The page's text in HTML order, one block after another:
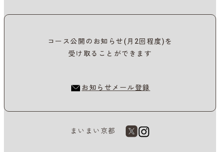
コース公開のお知らせ(月2回程度)を
受け取ることができます
お知らせメール登録
まいまい京都